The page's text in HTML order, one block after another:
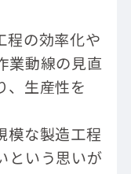
程の効率化や
業動線の見直
、生産性を
模な製造工程
という思いが